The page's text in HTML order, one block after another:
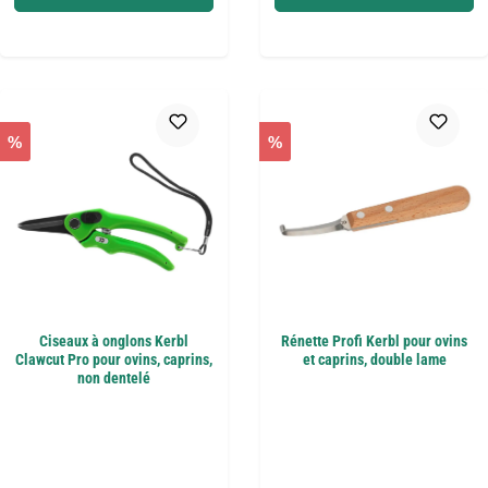
%
Ciseaux à onglons Kerbl
Clawcut Pro pour ovins, caprins,
non dentelé
%
Rénette Profi Kerbl pour ovins
et caprins, double lame